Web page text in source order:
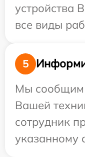
устройства
все виды
5
Мы сообщим
Вашей
сотрудник
указанному